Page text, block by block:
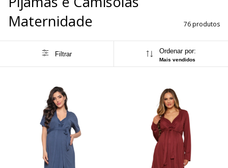
Maternidade
76 produtos
Filtrar Ordenar por:
Mais vendidos